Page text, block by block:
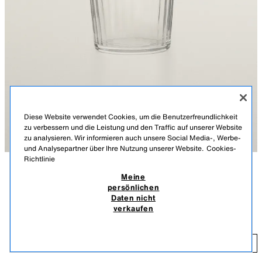
MATERIALZUSAMMENSETZUNG
Trinkglas aus Glas mit einem Design aus Linien im Relief.
9226/402/990
TRINKGLAS MIT LINIENRELIEF
Diese Website verwendet Cookies, um die Benutzerfreundlichkeit
zu verbessern und die Leistung und den Traffic auf unserer Website
zu analysieren. Wir informieren auch unsere Social Media-, Werbe-
und Analysepartner über Ihre Nutzung unserer Website. Cookies-
Richtlinie
Meine
persönlichen
Daten nicht
verkaufen